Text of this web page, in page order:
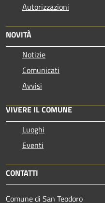
Autorizzazioni
NOVITÀ
Notizie
Comunicati
Avvisi
VIVERE IL COMUNE
Luoghi
Eventi
CONTATTI
Comune di San Teodoro